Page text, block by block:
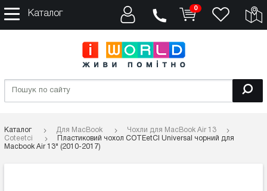
Каталог
0
Каталог Для MacBook
Чохли для MacBook Air 13
Coteetci
Пластиковий чохол COTEetCI Universal чорний для
Macbook Air 13" (2010-2017)